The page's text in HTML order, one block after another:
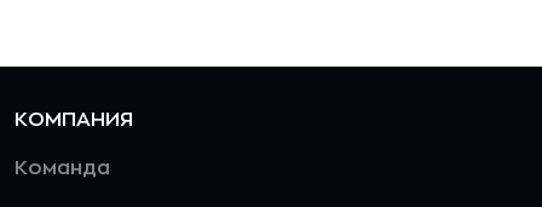
КОМПАНИЯ
Команда